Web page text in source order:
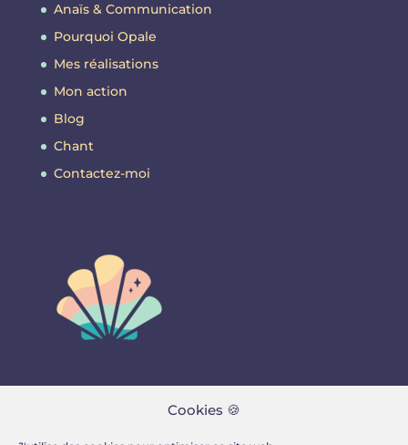
Cookies 🍪
Anaïs & Communication
Pourquoi Opale
Mes réalisations
Mon action
Blog
Chant
Contactez-moi
Contactez-moi